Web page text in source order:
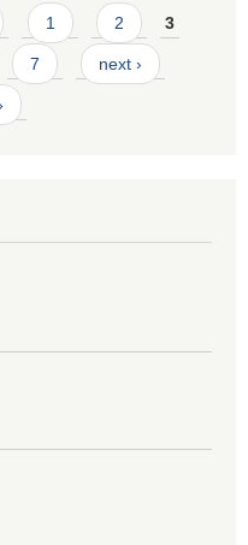
1 2 3
7 next ›